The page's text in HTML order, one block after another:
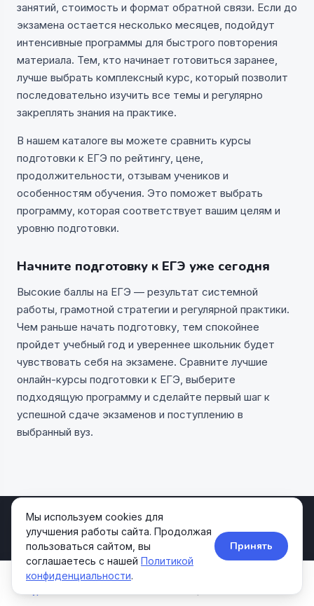
занятий, стоимость и формат обратной связи. Если до
экзамена остается несколько месяцев, подойдут
интенсивные программы для быстрого повторения
материала. Тем, кто начинает готовиться заранее,
лучше выбрать комплексный курс, который позволит
последовательно изучить все темы и регулярно
закреплять знания на практике.
В нашем каталоге вы можете сравнить курсы
подготовки к ЕГЭ по рейтингу, цене,
продолжительности, отзывам учеников и
особенностям обучения. Это поможет выбрать
программу, которая соответствует вашим целям и
уровню подготовки.
Начните подготовку к ЕГЭ уже сегодня
Высокие баллы на ЕГЭ — результат системной
работы, грамотной стратегии и регулярной практики.
Чем раньше начать подготовку, тем спокойнее
пройдет учебный год и увереннее школьник будет
чувствовать себя на экзамене. Сравните лучшие
онлайн-курсы подготовки к ЕГЭ, выберите
подходящую программу и сделайте первый шаг к
успешной сдаче экзаменов и поступлению в
выбранный вуз.
Allcourses
Kids&Teens
Агрегатор образовательных курсов для детей и
Мы используем cookies для
улучшения работы сайта. Продолжая
пользоваться сайтом, вы
соглашаетесь с нашей Политикой
конфиденциальности.
Принять